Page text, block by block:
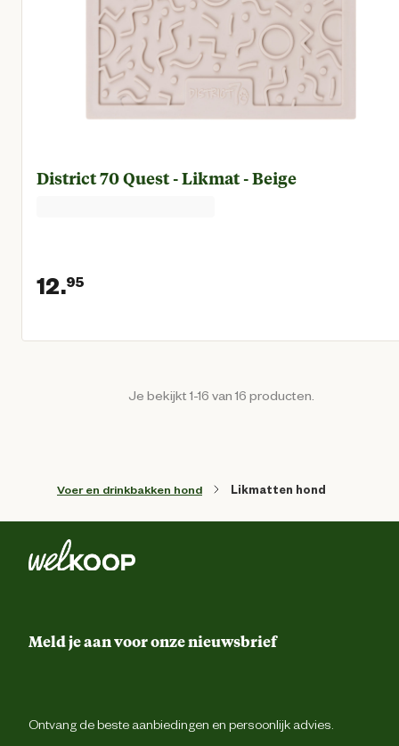
District 70 Quest - Likmat - Beige
12.95
Huidige prijs € 12,95
Je bekijkt 1-16 van 16 producten.
Voer en drinkbakken hond Likmatten hond
Meld je aan voor onze nieuwsbrief
Ontvang de beste aanbiedingen en persoonlijk advies.